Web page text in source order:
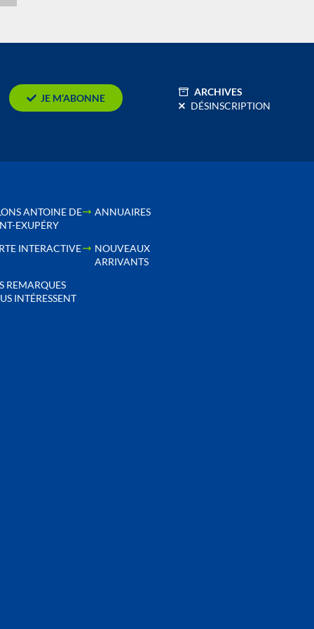
JE M’ABONNE
ARCHIVES
DÉSINSCRIPTION
ANTOINE DE
EXUPÉRY
ANNUAIRES
INTERACTIVE
NOUVEAUX
ARRIVANTS
REMARQUES
INTÉRESSENT